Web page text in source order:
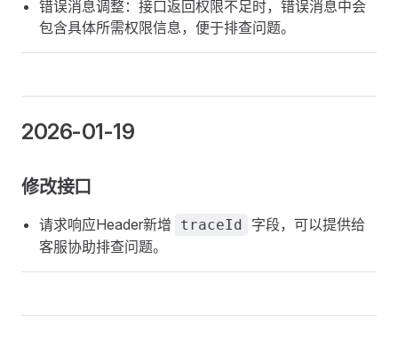
错误消息调整：接口返回权限不足时，错误消息中会
包含具体所需权限信息，便于排查问题。
2026-01-19
修改接口
请求响应Header新增 traceId
字段，可以提供给
客服协助排查问题。